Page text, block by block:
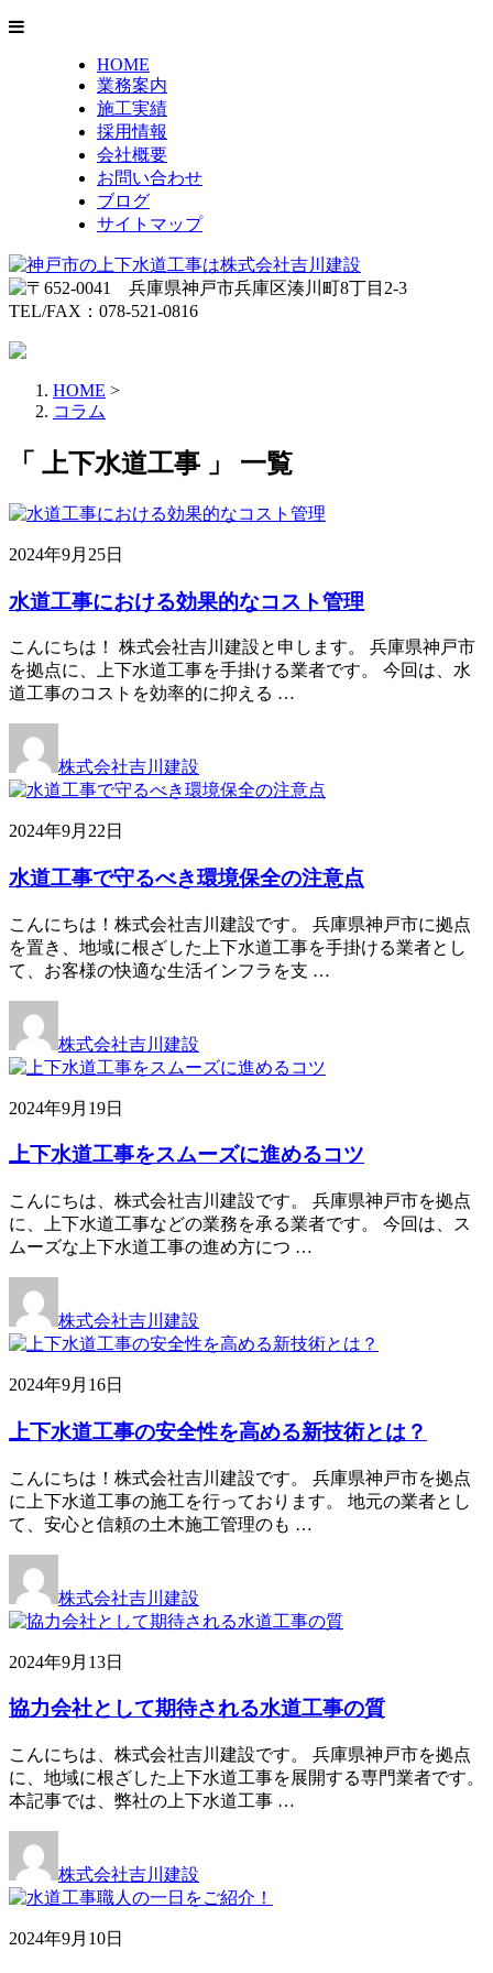
HOME
業務案内
施工実績
採用情報
会社概要
お問い合わせ
ブログ
サイトマップ
HOME >
コラム
「 上下水道工事 」 一覧
2024年9月25日
水道工事における効果的なコスト管理
こんにちは！ 株式会社吉川建設と申します。 兵庫県神戸市
を拠点に、上下水道工事を手掛ける業者です。 今回は、水
道工事のコストを効率的に抑える …
株式会社吉川建設
2024年9月22日
水道工事で守るべき環境保全の注意点
こんにちは！株式会社吉川建設です。 兵庫県神戸市に拠点
を置き、地域に根ざした上下水道工事を手掛ける業者とし
て、お客様の快適な生活インフラを支 …
株式会社吉川建設
2024年9月19日
上下水道工事をスムーズに進めるコツ
こんにちは、株式会社吉川建設です。 兵庫県神戸市を拠点
に、上下水道工事などの業務を承る業者です。 今回は、ス
ムーズな上下水道工事の進め方につ …
株式会社吉川建設
2024年9月16日
上下水道工事の安全性を高める新技術とは？
こんにちは！株式会社吉川建設です。 兵庫県神戸市を拠点
に上下水道工事の施工を行っております。 地元の業者とし
て、安心と信頼の土木施工管理のも …
株式会社吉川建設
2024年9月13日
協力会社として期待される水道工事の質
こんにちは、株式会社吉川建設です。 兵庫県神戸市を拠点
に、地域に根ざした上下水道工事を展開する専門業者です。
本記事では、弊社の上下水道工事 …
株式会社吉川建設
2024年9月10日